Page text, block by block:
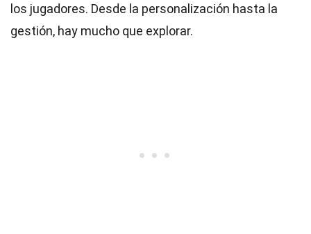
los jugadores. Desde la personalización hasta la
gestión, hay mucho que explorar.